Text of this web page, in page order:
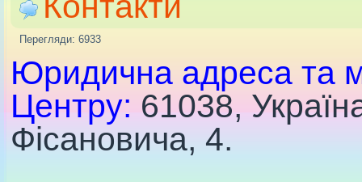
Перегляди: 6933
Юридична адреса та
Центру: 61038,
Фісановича, 4.